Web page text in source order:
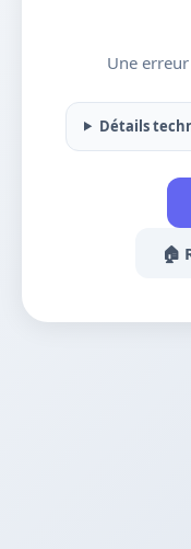
Une
Détails
🏠